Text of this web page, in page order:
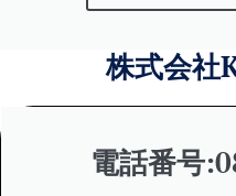
電話番号
株式会社